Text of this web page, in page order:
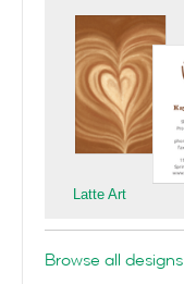
Latte Art
Browse all designs